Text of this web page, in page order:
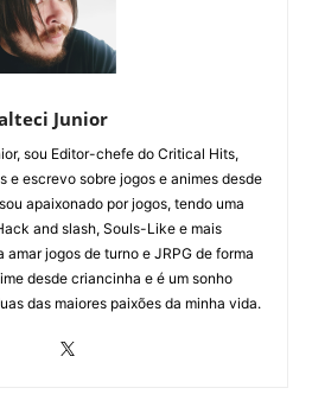
Junior
sou Editor-chefe do Critical Hits,
e escrevo sobre jogos e animes desde
apaixonado por jogos, tendo uma
and slash, Souls-Like e mais
jogos de turno e JRPG de forma
desde criancinha e é um sonho
das maiores paixões da minha vida.